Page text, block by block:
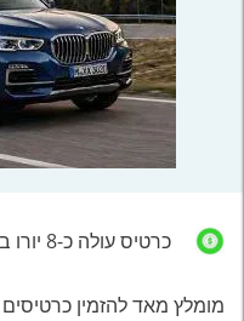
כרטיס עולה כ-8 יורו בלבד למבוגר.
מומלץ מאד להזמין